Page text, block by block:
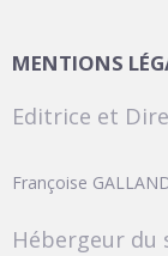
MENTIONS
Editrice et
Françoise
Hébergeur du